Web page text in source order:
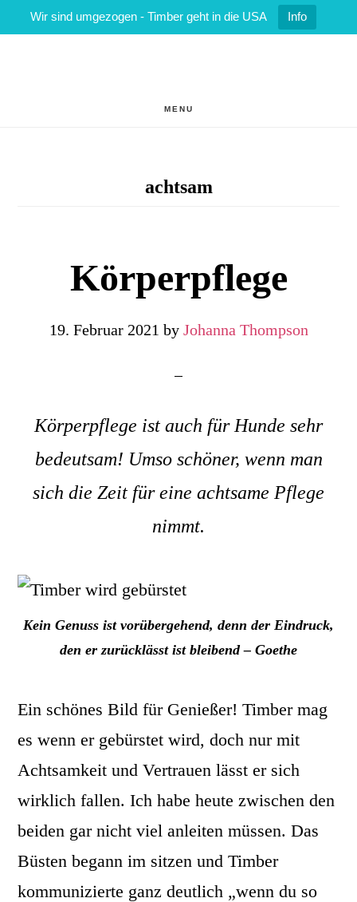
Wir sind umgezogen - Timber geht in die USA Info
MENU
achtsam
Körperpflege
19. Februar 2021 by Johanna Thompson
Körperpflege ist auch für Hunde sehr
bedeutsam! Umso schöner, wenn man
sich die Zeit für eine achtsame Pflege
nimmt.
Kein Genuss ist vorübergehend, denn der Eindruck,
den er zurücklässt ist bleibend – Goethe
Ein schönes Bild für Genießer! Timber mag
es wenn er gebürstet wird, doch nur mit
Achtsamkeit und Vertrauen lässt er sich
wirklich fallen. Ich habe heute zwischen den
beiden gar nicht viel anleiten müssen. Das
Büsten begann im sitzen und Timber
kommunizierte ganz deutlich „wenn du so